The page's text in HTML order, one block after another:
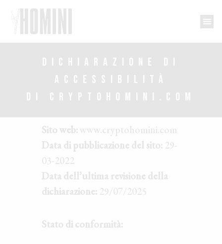
DICHIARAZIONE DI
ACCESSIBILITÀ
DI CRYPTOHOMINI.COM
Sito web: www.cryptohomini.com
Data di pubblicazione del sito: 29-
03-2022
Data dell’ultima revisione della
dichiarazione: 29/07/2025
Stato di conformità: